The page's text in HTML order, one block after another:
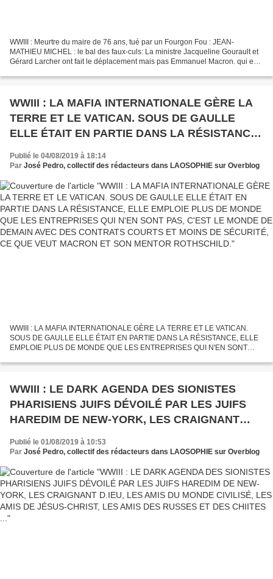
WWIII : Meurtre du maire de 76 ans, tué par un Fourgon Fou : JEAN-
MATHIEU MICHEL : le bal des faux-culs: La ministre Jacqueline Gourault et
Gérard Larcher ont fait le déplacement mais pas Emmanuel Macron. qui est
WWIII : LA MAFIA INTERNATIONALE GÈRE LA
TERRE ET LE VATICAN. SOUS DE GAULLE
ELLE ÉTAIT EN PARTIE DANS LA RÉSISTANCE,
ENTREPRISES QUI N'EN SONT PAS, C'EST LE
COURTS ET MOINS DE SÉCURITÉ, CE QUE
VEUT MACRON ET SON MENTOR
ROTHSCHILD.
Publié le 04/08/2019 à 18:14
Par José Pedro, collectif des rédacteurs dans LAOSOPHIE sur Overblog
WWIII : LA MAFIA INTERNATIONALE GÈRE LA TERRE ET LE VATICAN.
SOUS DE GAULLE ELLE ÉTAIT EN PARTIE DANS LA RÉSISTANCE, ELLE
EMPLOIE PLUS DE MONDE QUE LES ENTREPRISES QUI N'EN SONT
MOINS DE SÉCURITÉ,...
WWIII : LE DARK AGENDA DES SIONISTES
PHARISIENS JUIFS DÉVOILÉ PAR LES JUIFS
HAREDIM DE NEW-YORK, LES CRAIGNANT
D.IEU, LES AMIS DU MONDE CIVILISÉ, LES
AMIS DE JÉSUS-CHRIST, LES AMIS DES
Publié le 01/08/2019 à 10:53
Par José Pedro, collectif des rédacteurs dans LAOSOPHIE sur Overblog